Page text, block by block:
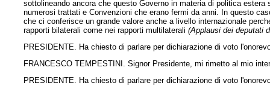
sottolineando ancora che questo Governo in materia di politica
numerosi trattati e Convenzioni che erano fermi da anni. In questo
che ci conferisce un grande valore anche a livello internazionale
rapporti bilaterali come nei rapporti multilaterali(Applausi dei deputati
PRESIDENTE. Ha chiesto di parlare per dichiarazione di voto
FRANCESCO TEMPESTINI. Signor Presidente, mi rimetto al mio
PRESIDENTE. Ha chiesto di parlare per dichiarazione di voto